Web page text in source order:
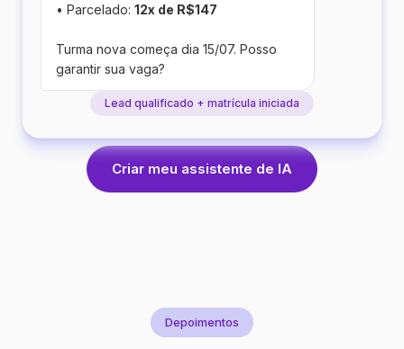
• Parcelado: 12x de R$147
Turma nova começa dia 15/07. Posso
garantir sua vaga?
Lead qualificado + matrícula iniciada
Criar meu assistente de IA
Depoimentos